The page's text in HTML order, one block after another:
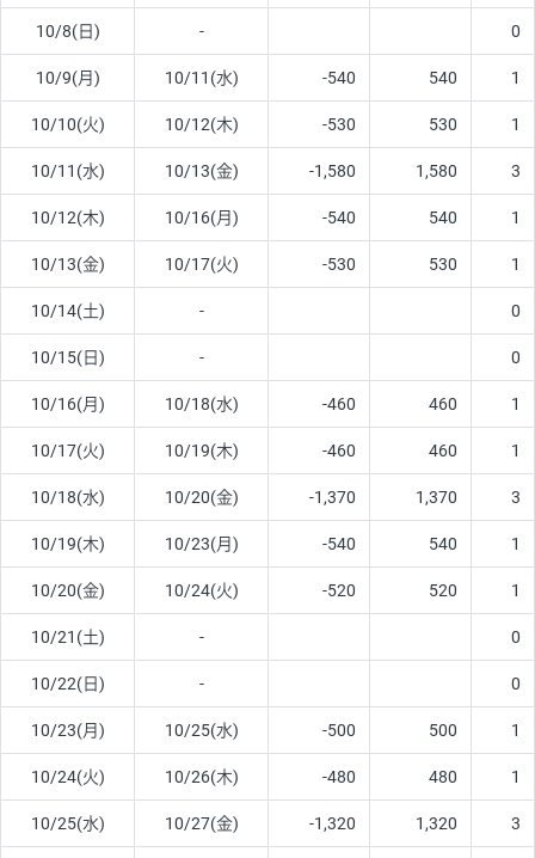
10/8(日) - 0
10/9(月) 10/11(水) -540 540 1
10/10(火) 10/12(木) -530 530 1
10/11(水) 10/13(金) -1,580 1,580 3
10/12(木) 10/16(月) -540 540 1
10/13(金) 10/17(火) -530 530 1
10/14(土) - 0
10/15(日) - 0
10/16(月) 10/18(水) -460 460 1
10/17(火) 10/19(木) -460 460 1
10/18(水) 10/20(金) -1,370 1,370 3
10/19(木) 10/23(月) -540 540 1
10/20(金) 10/24(火) -520 520 1
10/21(土) - 0
10/22(日) - 0
10/23(月) 10/25(水) -500 500 1
10/24(火) 10/26(木) -480 480 1
10/25(水) 10/27(金) -1,320 1,320 3